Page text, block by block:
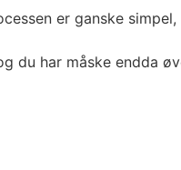
er ganske
du har måske endda